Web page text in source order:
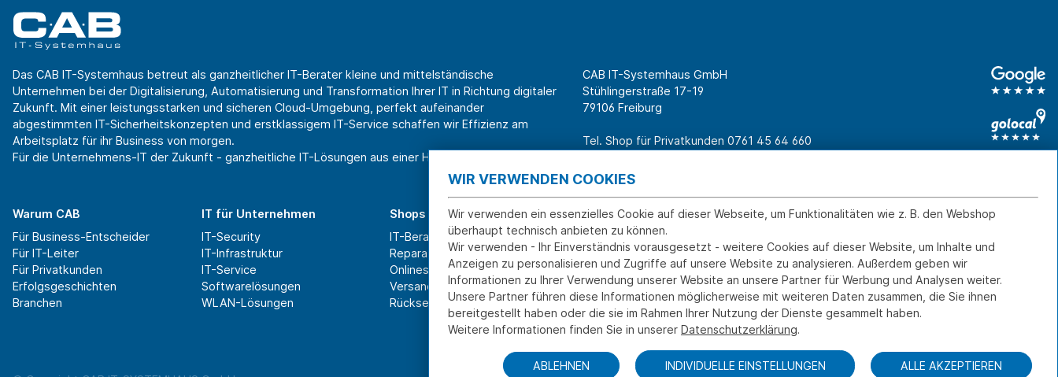
Das CAB IT-Systemhaus betreut als ganzheitlicher IT-Berater kleine und mittelständische
Unternehmen bei der Digitalisierung, Automatisierung und Transformation Ihrer IT in Richtung digitaler
Zukunft. Mit einer leistungsstarken und sicheren Cloud-Umgebung, perfekt aufeinander
abgestimmten IT-Sicherheitskonzepten und erstklassigem IT-Service schaffen wir Effizienz am
Arbeitsplatz für ihr Business von morgen.
Für die Unternehmens-IT der Zukunft - ganzheitliche IT-Lösungen aus einer Hand.
CAB IT-Systemhaus GmbH
Stühlingerstraße 17-19
79106 Freiburg
Tel. Shop für Privatkunden0761 45 64 660
Warum CAB
Für Business-Entscheider
Für IT-Leiter
Für Privatkunden
Erfolgsgeschichten
Branchen
IT für Unternehmen
IT-Security
IT-Infrastruktur
IT-Service
Softwarelösungen
WLAN-Lösungen
Shops
IT-Beratung und Service
Reparatur
Onlineshop
Versand- und Zahlarten
Rücksendung und Widerruf
Über CAB
Karriere
Sponsoring
Partner
News
Kontakt
IMPRESSUM
FERNWARTUNG
WIR VERWENDEN COOKIES
Wir verwenden ein essenzielles Cookie auf dieser Webseite, um Funktionalitäten wie z. B. den Webshop
überhaupt technisch anbieten zu können.
Wir verwenden - Ihr Einverständnis vorausgesetzt - weitere Cookies auf dieser Website, um Inhalte und
Anzeigen zu personalisieren und Zugriffe auf unsere Website zu analysieren. Außerdem geben wir
Informationen zu Ihrer Verwendung unserer Website an unsere Partner für Werbung und Analysen weiter.
Unsere Partner führen diese Informationen möglicherweise mit weiteren Daten zusammen, die Sie ihnen
bereitgestellt haben oder die sie im Rahmen Ihrer Nutzung der Dienste gesammelt haben.
Weitere Informationen finden Sie in unserer Datenschutzerklärung.
ABLEHNEN INDIVIDUELLE EINSTELLUNGEN ALLE AKZEPTIEREN